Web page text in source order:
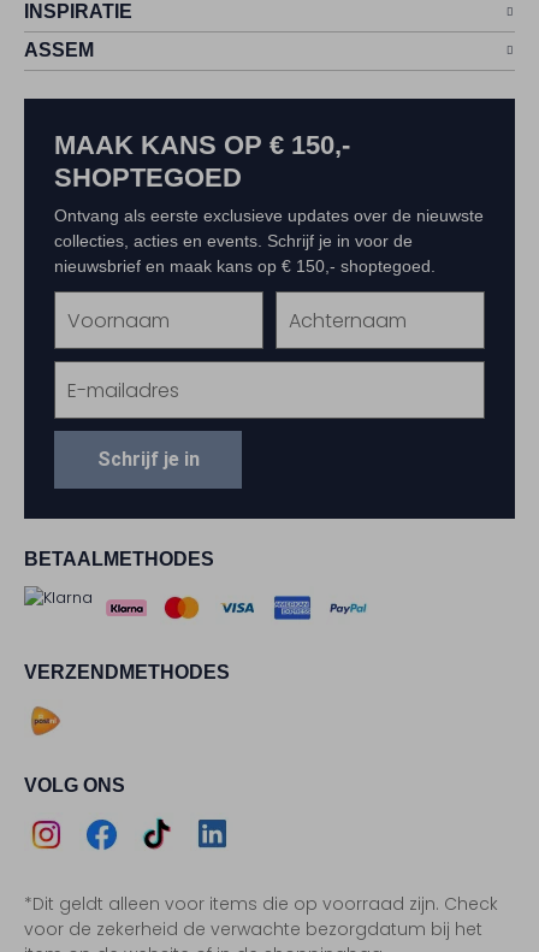
INSPIRATIE
ASSEM
BETAALMETHODES
VERZENDMETHODES
VOLG ONS
Instagram
Facebook
TikTokLinkedIn
*Dit geldt alleen voor items die op voorraad zijn. Check
voor de zekerheid de verwachte bezorgdatum bij het
MAAK KANS OP € 150,-
SHOPTEGOED
Ontvang als eerste exclusieve updates over de nieuwste
collecties, acties en events. Schrijf je in voor de
nieuwsbrief en maak kans op € 150,- shoptegoed.
Schrijf je in